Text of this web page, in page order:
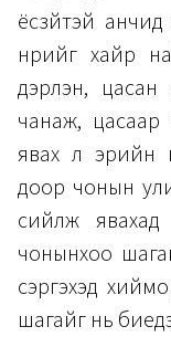
ёсзүйтэй
нүүрийг хайр
дэрлэн,
чанаж, цасаар
явах л эрийн
доор чонын
сийлж
чонынхоо
сэргэхэд
шагайг нь